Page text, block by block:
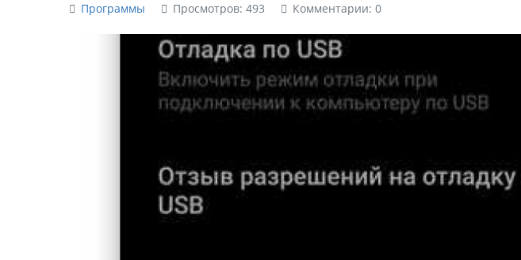
Программы Просмотров: 493 Комментарии: 0